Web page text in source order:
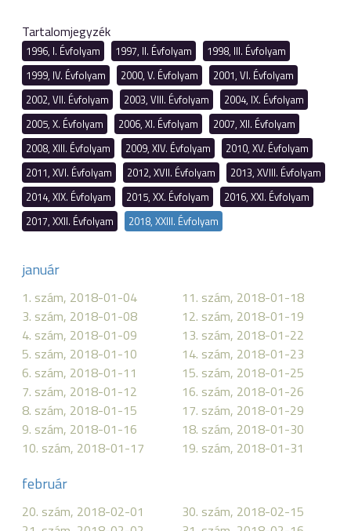
Tartalomjegyzék
1996, I. Évfolyam 1997, II. Évfolyam
1998, III. Évfolyam
1999, IV. Évfolyam
2000, V. Évfolyam
2001, VI. Évfolyam
2002, VII. Évfolyam
2003, VIII. Évfolyam
2004, IX. Évfolyam
2005, X. Évfolyam
2006, XI. Évfolyam
2007, XII. Évfolyam
2008, XIII. Évfolyam
2009, XIV. Évfolyam
2010, XV. Évfolyam
2011, XVI. Évfolyam
2012, XVII. Évfolyam
2013, XVIII. Évfolyam
2014, XIX. Évfolyam
2015, XX. Évfolyam
2016, XXI. Évfolyam
2017, XXII. Évfolyam
2018, XXIII. Évfolyam
január
1. szám, 2018-01-04
3. szám, 2018-01-08
4. szám, 2018-01-09
5. szám, 2018-01-10
6. szám, 2018-01-11
7. szám, 2018-01-12
8. szám, 2018-01-15
9. szám, 2018-01-16
10. szám, 2018-01-17
11. szám, 2018-01-18
12. szám, 2018-01-19
13. szám, 2018-01-22
14. szám, 2018-01-23
15. szám, 2018-01-25
16. szám, 2018-01-26
17. szám, 2018-01-29
18. szám, 2018-01-30
19. szám, 2018-01-31
február
20. szám, 2018-02-01
30. szám, 2018-02-15